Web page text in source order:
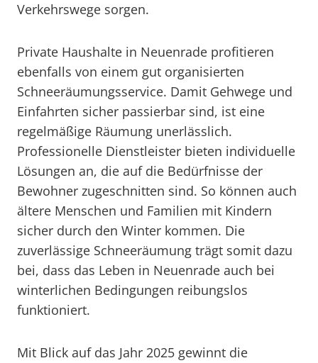
Verkehrswege sorgen.
Private Haushalte in Neuenrade profitieren
ebenfalls von einem gut organisierten
Schneeräumungsservice. Damit Gehwege und
Einfahrten sicher passierbar sind, ist eine
regelmäßige Räumung unerlässlich.
Professionelle Dienstleister bieten individuelle
Lösungen an, die auf die Bedürfnisse der
Bewohner zugeschnitten sind. So können auch
ältere Menschen und Familien mit Kindern
sicher durch den Winter kommen. Die
zuverlässige Schneeräumung trägt somit dazu
bei, dass das Leben in Neuenrade auch bei
winterlichen Bedingungen reibungslos
funktioniert.
Mit Blick auf das Jahr 2025 gewinnt die